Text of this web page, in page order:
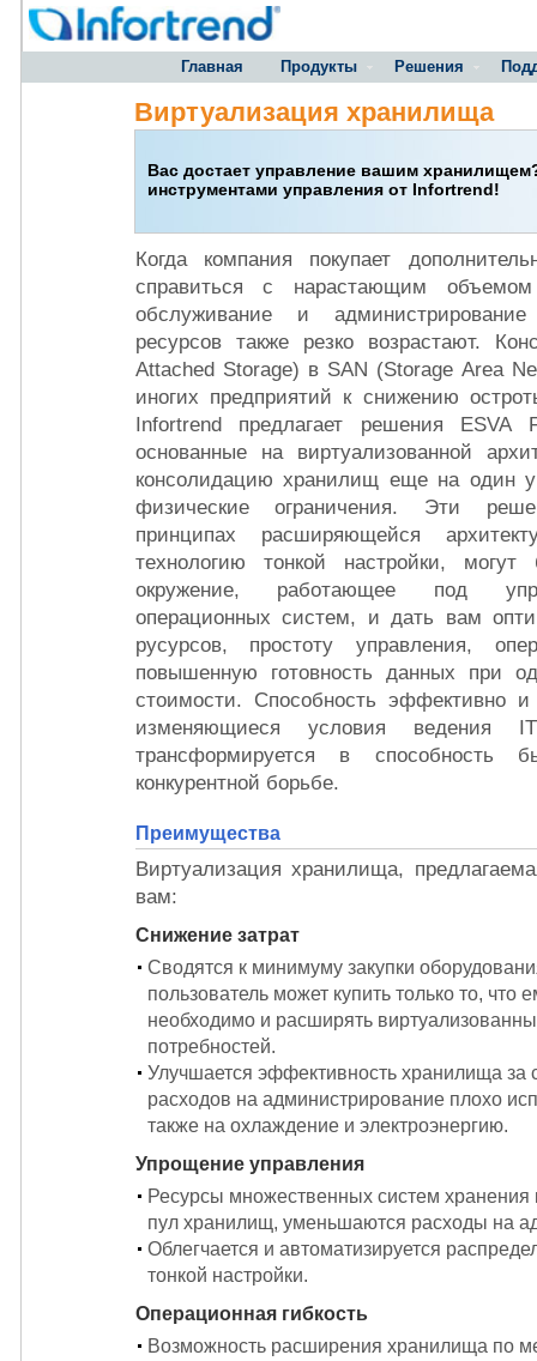
Главная Продукты Решения
Виртуализация хранилища
Вас достает управление вашим
инструментами управления от Infortrend!
Когда компания покупает
справиться с нарастающим
обслуживание и
ресурсов также резко возрастают.
Attached Storage) в SAN (Storage Area
иногих предприятий к снижению
Infortrend предлагает решения
основанные на виртуализованной
консолидацию хранилищ еще на один
физические ограничения. Эти
принципах расширяющейся
технологию тонкой настройки,
окружение, работающее под
операционных систем, и дать вам
русурсов, простоту управления,
повышенную готовность данных при
стоимости. Способность эффективно и
изменяющиеся условия ведения
трансформируется в способность
конкурентной борьбе.
Преимущества
Виртуализация хранилища,
вам:
Снижение затрат
Сводятся к минимуму закупки
пользователь может купить только то, что
необходимо и расширять
потребностей.
Улучшается эффективность хранилища за
расходов на администрирование плохо
также на охлаждение и электроэнергию.
Упрощение управления
Ресурсы множественных систем хранения
пул хранилищ, уменьшаются расходы на
Облегчается и автоматизируется
тонкой настройки.
Операционная гибкость
Возможность расширения хранилища по